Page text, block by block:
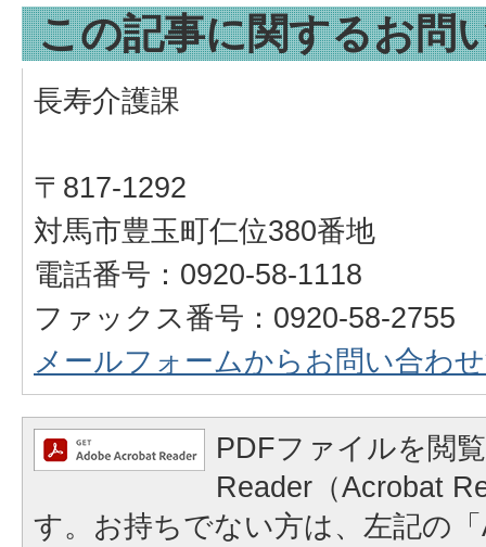
この記事に関するお問
長寿介護課
〒817-1292
対馬市豊玉町仁位380番地
電話番号：0920-58-1118
ファックス番号：0920-58-2755
メールフォームからお問い合わ
PDFファイルを閲
Reader（Acrobat
す。お持ちでない方は、左記の